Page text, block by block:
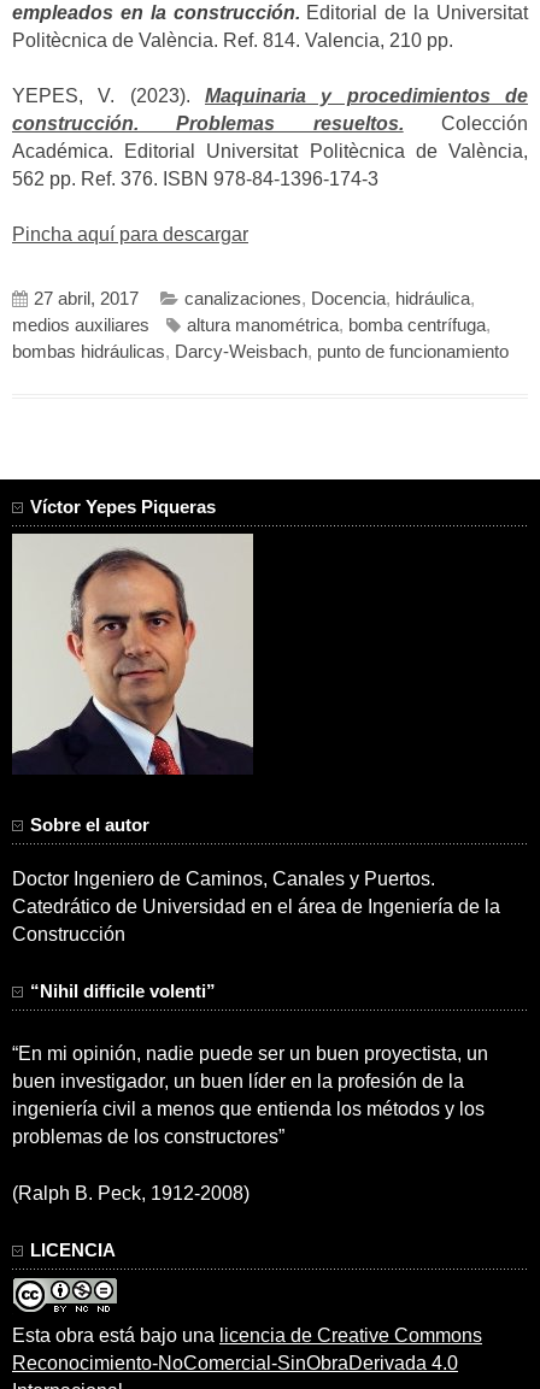
empleados en la construcción. Editorial de la Universitat
Politècnica de València. Ref. 814. Valencia, 210 pp.
YEPES, V. (2023). Maquinaria y procedimientos de
construcción. Problemas resueltos. Colección
Académica. Editorial Universitat Politècnica de València,
562 pp. Ref. 376. ISBN 978-84-1396-174-3
Pincha aquí para descargar
27 abril, 2017 canalizaciones, Docencia, hidráulica,
medios auxiliares
altura manométrica, bomba centrífuga,
bombas hidráulicas, Darcy-Weisbach, punto de funcionamiento
Víctor Yepes Piqueras
Sobre el autor
Doctor Ingeniero de Caminos, Canales y Puertos.
Catedrático de Universidad en el área de Ingeniería de la
Construcción
“Nihil difficile volenti”
“En mi opinión, nadie puede ser un buen proyectista, un
buen investigador, un buen líder en la profesión de la
ingeniería civil a menos que entienda los métodos y los
problemas de los constructores”
(Ralph B. Peck, 1912-2008)
LICENCIA
Esta obra está bajo una licencia de Creative Commons
Reconocimiento-NoComercial-SinObraDerivada 4.0